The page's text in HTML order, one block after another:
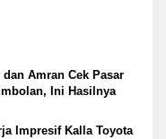
dan Amran Cek Pasar
Ini Hasilnya
Impresif Kalla Toyota